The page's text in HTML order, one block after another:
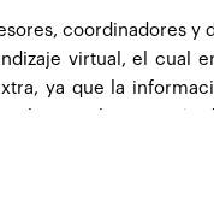
coordinadores
virtual, el
ya que la
y la retroalimentación
acceder a la